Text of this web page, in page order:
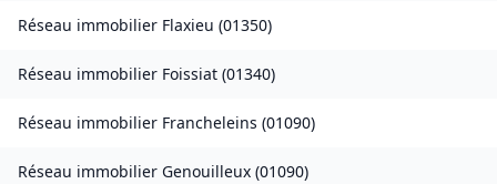
Réseau immobilier Flaxieu (01350)
Réseau immobilier Foissiat (01340)
Réseau immobilier Francheleins (01090)
Réseau immobilier Genouilleux (01090)